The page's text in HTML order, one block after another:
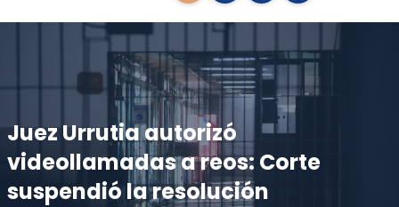
Juez Urrutia autorizó
videollamadas a reos: Corte
suspendió la resolución